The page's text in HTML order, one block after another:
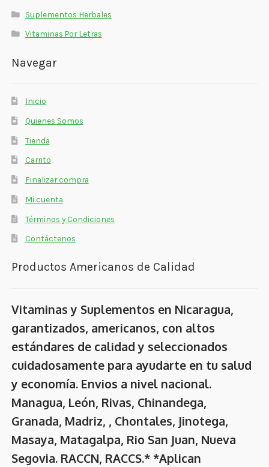
Suplementos Herbales
Vitaminas Por Letras
Navegar
Inicio
Quienes Somos
Tienda
Carrito
Finalizar compra
Mi cuenta
Términos y Condiciones
Contáctenos
Productos Americanos de Calidad
Vitaminas y Suplementos en Nicaragua,
garantizados, americanos, con altos
estándares de calidad y seleccionados
cuidadosamente para ayudarte en tu salud
y economía. Envios a nivel nacional.
Managua, León, Rivas, Chinandega,
Granada, Madriz, , Chontales, Jinotega,
Masaya, Matagalpa, Rio San Juan, Nueva
Segovia. RACCN, RACCS.* *Aplican